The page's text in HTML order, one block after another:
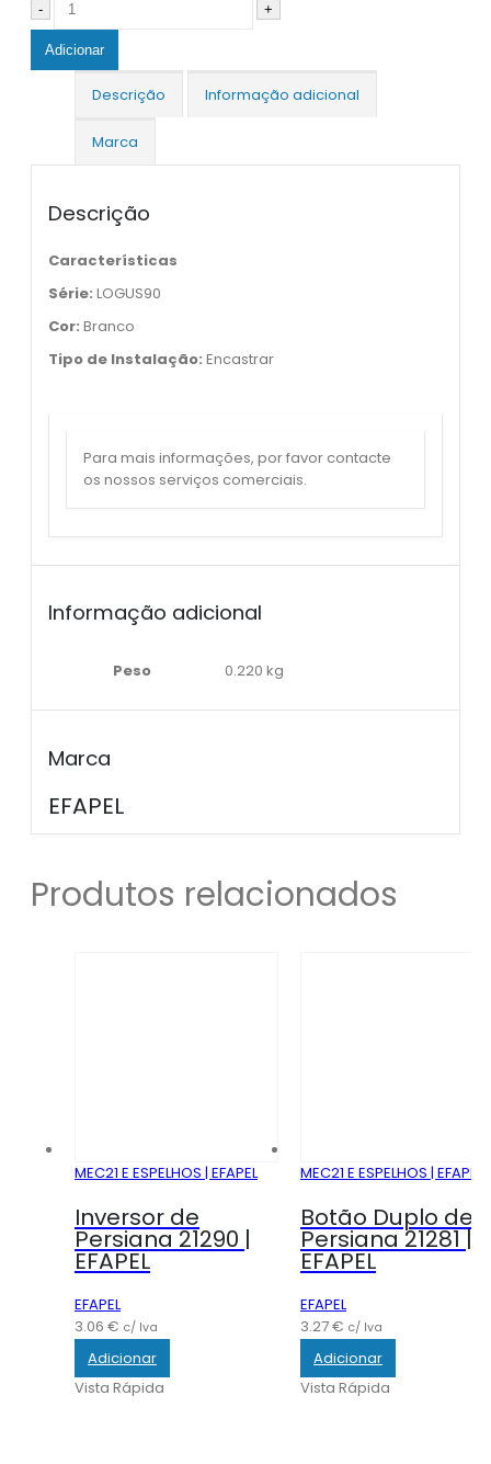
- +
Adicionar
Descrição Informação adicional
Marca
Descrição
Características
Série: LOGUS90
Cor: Branco
Tipo de Instalação: Encastrar
Para mais informações, por favor contacte
os nossos serviços comerciais.
Informação adicional
Peso 0.220 kg
Marca
EFAPEL
Produtos relacionados
MEC21 E ESPELHOS | EFAPEL
Inversor de
Persiana 21290 |
EFAPEL
EFAPEL
3.06 € c/ Iva
Adicionar
Vista Rápida
MEC21 E ESPELHOS | EFAPEL
Botão Duplo de
Persiana 21281 |
EFAPEL
EFAPEL
3.27€ c/ Iva
Adicionar
Vista Rápida